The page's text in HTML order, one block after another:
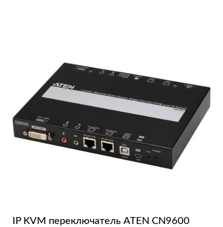
IP KVM переключатель ATEN CN9600